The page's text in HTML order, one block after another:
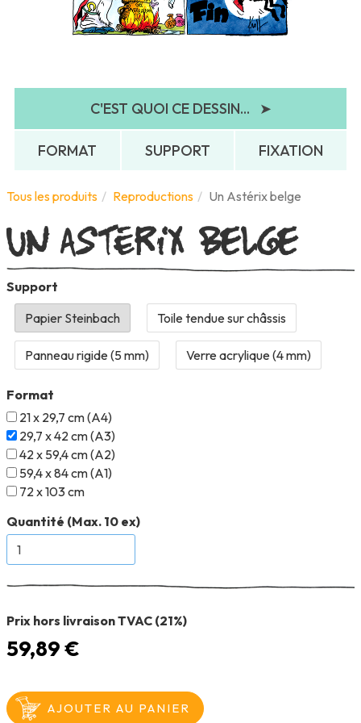
C'EST QUOI CE DESSIN... ➤
FORMAT SUPPORT FIXATION
Tous les produits Reproductions Un Astérix belge
Un Astérix belge
Support
Format
21 x 29,7 cm (A4)
29,7 x 42 cm (A3)
42 x 59,4 cm (A2)
59,4 x 84 cm (A1)
72 x 103 cm
Quantité (Max. 10 ex)
Prix hors livraison TVAC (21%)
59,89 €